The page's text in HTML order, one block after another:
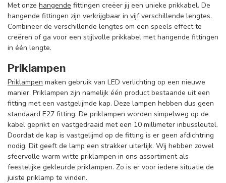
Met onze hangende fittingen creëer jij een unieke prikkabel. De
hangende fittingen zijn verkrijgbaar in vijf verschillende lengtes.
Combineer de verschillende lengtes om een speels effect te
creëren of ga voor een stijlvolle prikkabel met hangende fittingen
in één lengte.
Priklampen
Priklampen maken gebruik van LED verlichting op een nieuwe
manier. Priklampen zijn namelijk één product bestaande uit een
fitting met een vastgelijmde kap. Deze lampen hebben dus geen
standaard E27 fitting. De priklampen worden simpelweg op de
kabel geprikt en vastgedraaid met een 10 millimeter inbussleutel.
Doordat de kap is vastgelijmd op de fitting is er geen afdichtring
nodig. Dit geeft de lamp een strakker uiterlijk. Wij hebben zowel
sfeervolle warm witte priklampen in ons assortiment als
feestelijke gekleurde priklampen. Zo is er voor iedere situatie de
juiste priklamp te vinden.